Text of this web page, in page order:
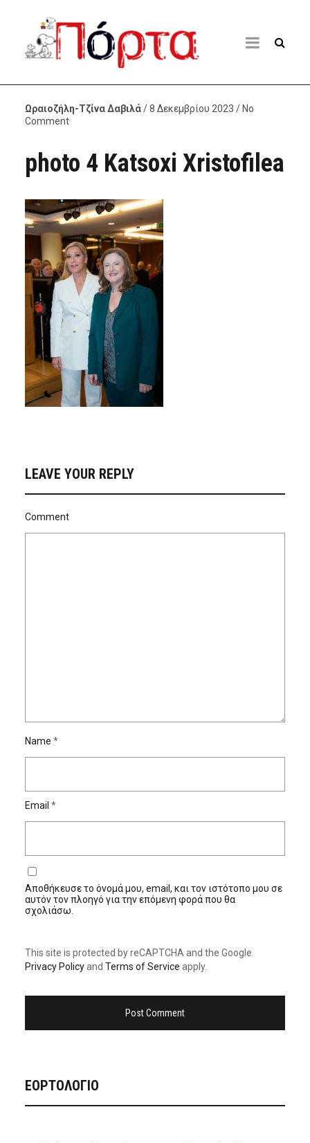
Ωραιοζήλη-Τζίνα Δαβιλά/ 8 Δεκεμβρίου 2023 / No
Comment
photo 4 Katsoxi Xristofilea
LEAVE YOUR REPLY
Comment
Name *
Email *
Αποθήκευσε το όνομά μου, email, και τον ιστότοπο μου σε
αυτόν τον πλοηγό για την επόμενη φορά που θα
σχολιάσω.
This site is protected by reCAPTCHA and the Google
Privacy Policyand Terms of Service apply.
ΕΟΡΤΟΛΟΓΙΟ